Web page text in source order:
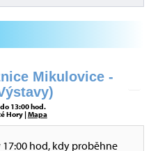
Mikulovice -
13:00 hod.
Hory |Mapa
17:00 hod, kdy proběhne